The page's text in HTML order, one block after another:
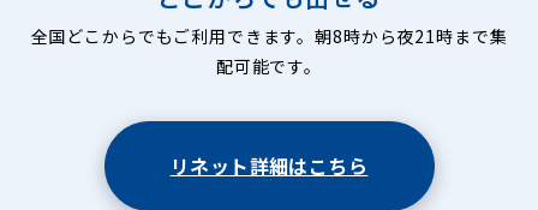
全国どこからでもご利用できます。朝8時から夜21時まで集
配可能です。
リネット詳細はこちら